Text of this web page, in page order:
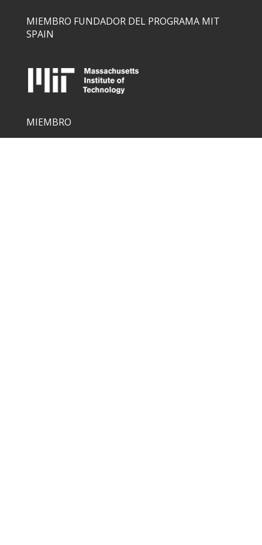
MIEMBRO FUNDADOR DEL PROGRAMA MIT
SPAIN
MIEMBRO